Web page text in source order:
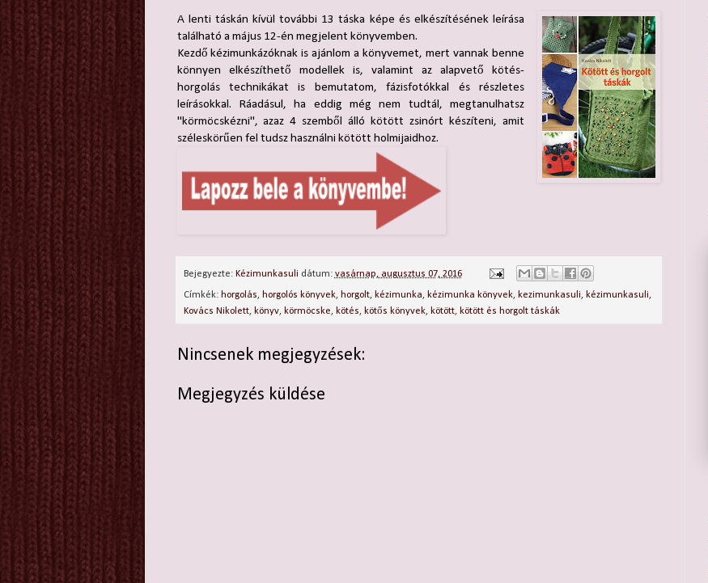
A lenti táskán kívül további 13 táska képe és elkészítésének leírása
található a május 12-én megjelent könyvemben.
Kezdő kézimunkázóknak is ajánlom a könyvemet, mert vannak benne
könnyen elkészíthető modellek is, valamint az alapvető kötés-
horgolás technikákat is bemutatom, fázisfotókkal és részletes
leírásokkal. Ráadásul, ha eddig még nem tudtál, megtanulhatsz
"körmöcskézni", azaz 4 szemből álló kötött zsinórt készíteni, amit
széleskörűen fel tudsz használni kötött holmijaidhoz.
Bejegyezte: Kézimunkasuli dátum: vasárnap, augusztus 07, 2016
Címkék: horgolás, horgolós könyvek, horgolt, kézimunka, kézimunka könyvek, kezimunkasuli, kézimunkasuli,
Kovács Nikolett, könyv, körmöcske, kötés, kötős könyvek, kötött, kötött és horgolt táskák
Nincsenek megjegyzések:
Megjegyzés küldése